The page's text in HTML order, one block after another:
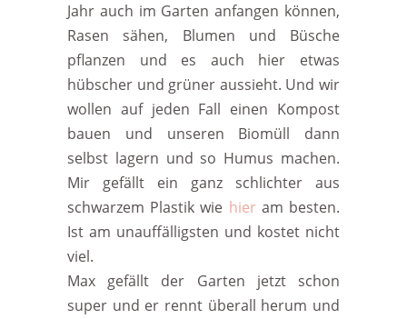
Jahr auch im Garten anfangen können,
Rasen sähen, Blumen und Büsche
pflanzen und es auch hier etwas
hübscher und grüner aussieht. Und wir
wollen auf jeden Fall einen Kompost
bauen und unseren Biomüll dann
selbst lagern und so Humus machen.
Mir gefällt ein ganz schlichter aus
schwarzem Plastik wie hier am besten.
Ist am unauffälligsten und kostet nicht
viel.
Max gefällt der Garten jetzt schon
super und er rennt überall herum und